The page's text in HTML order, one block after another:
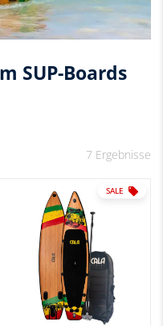
SUP-Boards
7 Ergebnisse
SALE